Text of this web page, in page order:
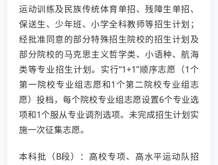
运动训练及民族传统体育单招、残障生单招、
保送生、少年班、小学全科教师等招生计划；
经批准同意的部分特殊招生院校的招生计划及
部分院校的马克思主义哲学类、小语种、航海
类等专业招生计划。实行“1+1”顺序志愿（1个
第一院校专业组志愿和1个第二院校专业组志
愿）投档，每个院校专业组志愿设置6个专业选
项和1个服从专业调剂选项。未完成招生计划实
施一次征集志愿。
本科批（B段）：高校专项、高水平运动队招